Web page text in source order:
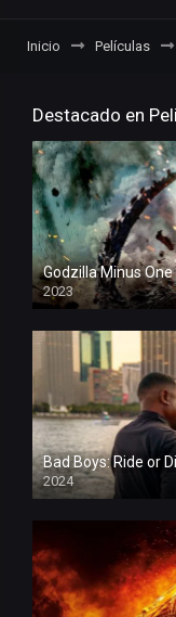
Inicio Películas
Destacado en
Godzilla Minus
2023
Bad Boys: Ride or
2024